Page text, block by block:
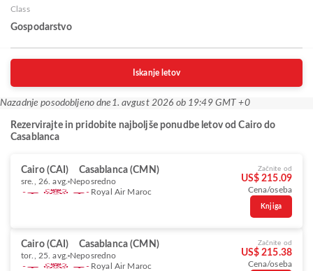
Class
Gospodarstvo
Iskanje letov
Nazadnje posodobljeno dne 1. avgust 2026 ob 19:49 GMT +0
Rezervirajte in pridobite najboljše ponudbe letov od Cairo do
Casablanca
Cairo (CAI) Casablanca (CMN)
sre., 26. avg. Neposredno
Royal Air Maroc
Začnite od
US$ 215.09
Cena/oseba
Knjiga
Cairo (CAI) Casablanca (CMN)
tor., 25. avg. Neposredno
Royal Air Maroc
Začnite od
US$ 215.38
Cena/oseba